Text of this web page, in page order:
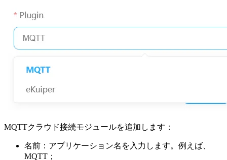
MQTTクラウド接続モジュールを追加します：
名前：アプリケーション名を入力します。例えば、
MQTT；